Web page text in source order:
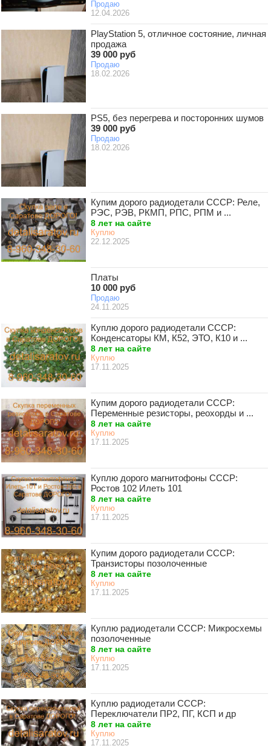
Продаю
12.04.2026
PlayStation 5, отличное состояние, личная
продажа
39 000 руб
Продаю
18.02.2026
PS5, без перегрева и посторонних шумов
39 000 руб
Продаю
18.02.2026
Купим дорого радиодетали СССР: Реле,
РЭС, РЭВ, РКМП, РПС, РПМ и ...
8 лет на сайте
Куплю
22.12.2025
Платы
10 000 руб
Продаю
24.11.2025
Куплю дорого радиодетали СССР:
Конденсаторы КМ, К52, ЭТО, К10 и ...
8 лет на сайте
Куплю
17.11.2025
Купим дорого радиодетали СССР:
Переменные резисторы, реохорды и ...
8 лет на сайте
Куплю
17.11.2025
Куплю дорого магнитофоны СССР:
Ростов 102 Илеть 101
8 лет на сайте
Куплю
17.11.2025
Купим дорого радиодетали СССР:
Транзисторы позолоченные
8 лет на сайте
Куплю
17.11.2025
Куплю радиодетали СССР: Микросхемы
позолоченные
8 лет на сайте
Куплю
17.11.2025
Куплю радиодетали СССР:
Переключатели ПР2, ПГ, КСП и др
8 лет на сайте
Куплю
17.11.2025